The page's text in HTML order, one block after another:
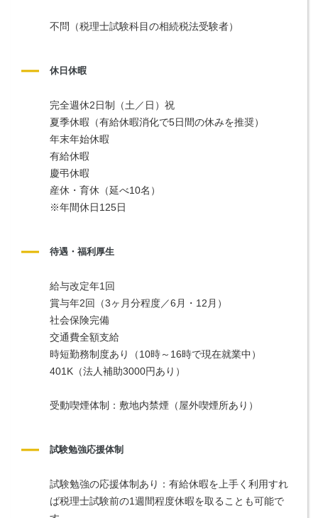
不問（税理士試験科目の相続税法受験者）
休日休暇
完全週休2日制（土／日）祝
夏季休暇（有給休暇消化で5日間の休みを推奨）
年末年始休暇
有給休暇
慶弔休暇
産休・育休（延べ10名）
※年間休日125日
待遇・福利厚生
給与改定年1回
賞与年2回（3ヶ月分程度／6月・12月）
社会保険完備
交通費全額支給
時短勤務制度あり（10時～16時で現在就業中）
401K（法人補助3000円あり）
受動喫煙体制：敷地内禁煙（屋外喫煙所あり）
試験勉強応援体制
試験勉強の応援体制あり：有給休暇を上手く利用すれ
ば税理士試験前の1週間程度休暇を取ることも可能で